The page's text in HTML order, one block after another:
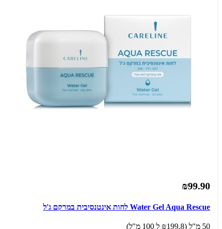
₪99.90
Water Gel Aqua Rescue לחות אינטנסיבית במרקם ג'ל
50 מ"ל (₪199.8 ל 100 מ"ל)